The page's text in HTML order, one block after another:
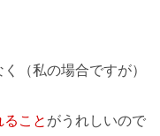
（私の場合ですが）
こと がうれしいので